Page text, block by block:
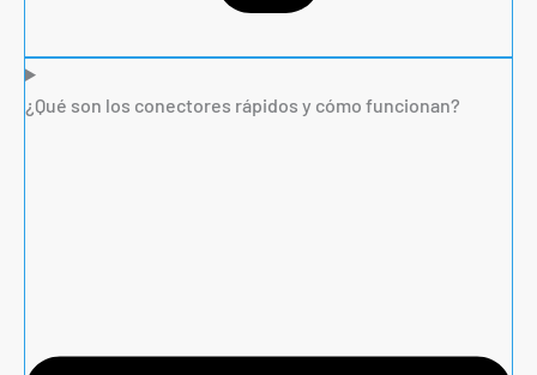
¿Qué son los conectores rápidos y cómo funcionan?